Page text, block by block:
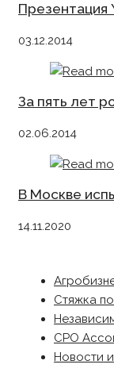
Презентация
03.12.2014
За пять лет
02.06.2014
В Москве
14.11.2020
Стяжка
СРО
Новости